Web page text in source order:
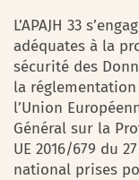
L’APAJH 33
adéquates à la
sécurité des
la
l’Union
Général sur la
UE 2016/679 du
national prises